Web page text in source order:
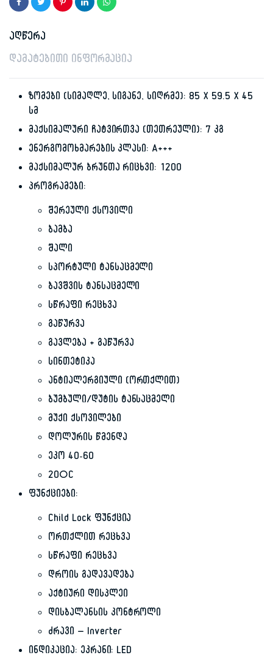
აღწერა
დამატებითი ინფორმაცია
ზომები (სიმაღლე, სიგანე, სიღრმე): 85 X 59.5 X 45
სმ
მაქსიმალური ჩატვირთვა (თეთრეული): 7 კგ
ენერგომოხმარების კლასი: A+++
მაქსიმალურ ბრუნთა რიცხვი: 1200
პროგრამები:
შერეული ქსოვილი
ბამბა
შალი
სპორტული ტანსაცმელი
ბავშვის ტანსაცმელი
სწრაფი რეცხვა
გაწურვა
გავლება + გაწურვა
სინთეტიკა
ანტიალერგიული (ორთქლით)
ბუმბული/დუტის ტანსაცმელი
მუქი ქსოვილები
დოლურის წმენდა
ეკო 40-60
20°C
ფუნქციები:
Child Lock ფუნქცია
ორთქლით რეცხვა
სწრაფი რეცხვა
დროის გადავადება
აქტიური დისპლეი
დისბალანსის კონტროლი
ძრავი – Inverter